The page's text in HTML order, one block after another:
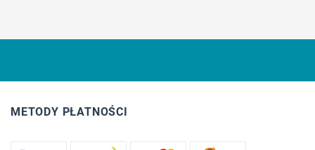
METODY PŁATNOŚCI